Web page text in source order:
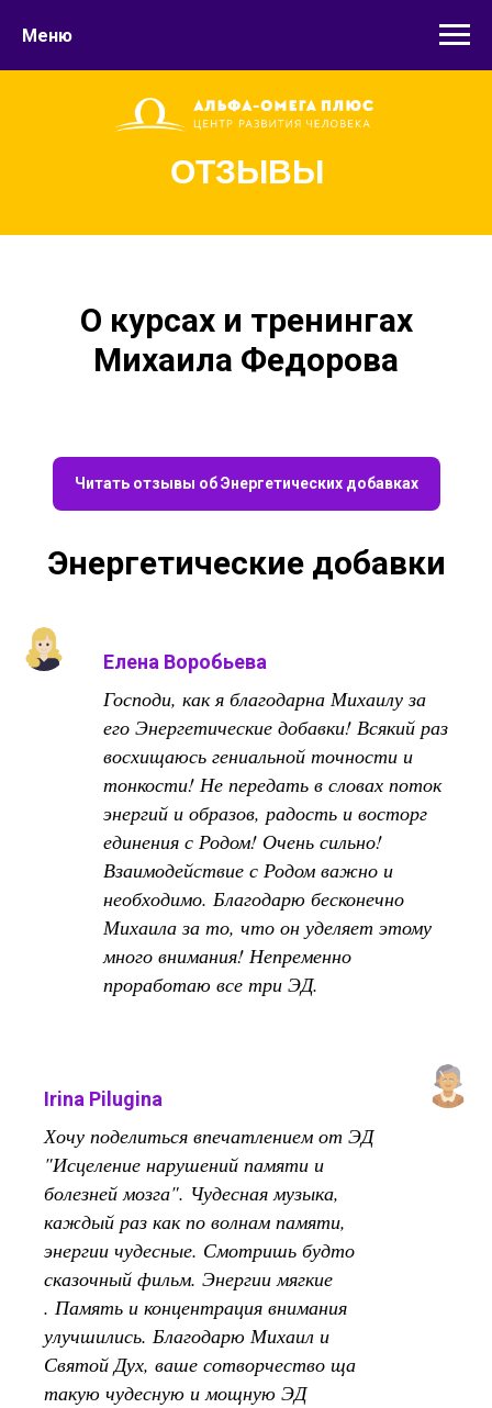
Меню
ОТЗЫВЫ
О курсах и тренингах
Михаила Федорова
Читать отзывы об Энергетических добавках
Энергетические добавки
Елена Воробьева
Господи, как я благодарна Михаилу за
его Энергетические добавки! Всякий раз
восхищаюсь гениальной точности и
тонкости! Не передать в словах поток
энергий и образов, радость и восторг
единения с Родом! Очень сильно!
Взаимодействие с Родом важно и
необходимо. Благодарю бесконечно
Михаила за то, что он уделяет этому
много внимания! Непременно
проработаю все три ЭД.
Irina Pilugina
Хочу поделиться впечатлением от ЭД
"Исцеление нарушений памяти и
болезней мозга". Чудесная музыка,
каждый раз как по волнам памяти,
энергии чудесные. Смотришь будто
сказочный фильм. Энергии мягкие
. Память и концентрация внимания
улучшились. Благодарю Михаил и
Святой Дух, ваше сотворчество ща
такую чудесную и мощную ЭД